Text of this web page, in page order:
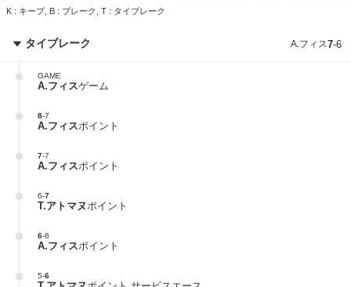
K : キープ, B : ブレーク, T : タイブレーク
タイブレーク A.フィス7-6
GAME
A.フィスゲーム
8-7
A.フィスポイント
7-7
A.フィスポイント
6-7
T.アトマヌポイント
6-6
A.フィスポイント
5-6